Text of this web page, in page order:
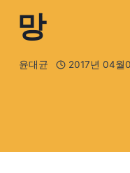
망
윤대균 2017년 04월